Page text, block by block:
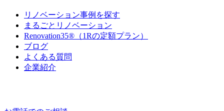
リノベーション事例を探す
まるごとリノベーション
Renovation35®（1Rの定額プラン）
ブログ
よくある質問
企業紹介